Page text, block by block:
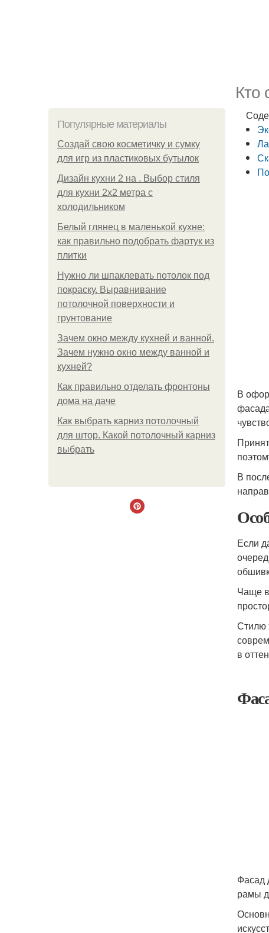
Кто
Популярные материалы
Создай свою косметичку и сумку
для игр из пластиковых бутылок
Дизайн кухни 2 на . Выбор стиля
для кухни 2х2 метра с
холодильником
Белый глянец в маленькой кухне:
как правильно подобрать фартук из
плитки
Нужно ли шпаклевать потолок под
покраску. Выравнивание
потолочной поверхности и
грунтование
Зачем окно между кухней и ванной.
Зачем нужно окно между ванной и
кухней?
Как правильно отделать фронтоны
дома на даче
Как выбрать карниз потолочный
для штор. Какой потолочный карниз
выбрать
В
В
Если
Чаще
Стилю
в
Фасад
рамы